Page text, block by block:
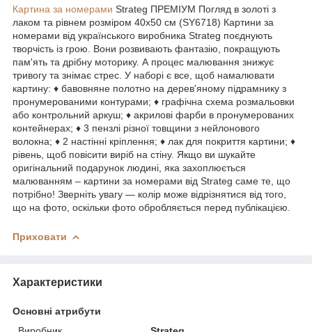
Картина за номерами Strateg ПРЕМІУМ Погляд в золоті з
лаком та рівнем розміром 40х50 см (SY6718) Картини за
номерами від українського виробника Strateg поєднують
творчість із грою. Вони розвивають фантазію, покращують
пам'ять та дрібну моторику. А процес малювання знижує
тривогу та знімає стрес. У наборі є все, щоб намалювати
картину: ♦ бавовняне полотно на дерев'яному підрамнику з
пронумерованими контурами; ♦ графічна схема розмальовки
або контрольний аркуш; ♦ акрилові фарби в пронумерованих
контейнерах; ♦ 3 пензлі різної товщини з нейлонового
волокна; ♦ 2 настінні кріплення; ♦ лак для покриття картини; ♦
рівень, щоб повісити виріб на стіну. Якщо ви шукайте
оригінальний подарунок людині, яка захоплюється
малюванням – картини за номерами від Strateg саме те, що
потрібно! Зверніть увагу — колір може відрізнятися від того,
що на фото, оскільки фото обробляється перед публікацією.
Приховати
Характеристики
Основні атрибути